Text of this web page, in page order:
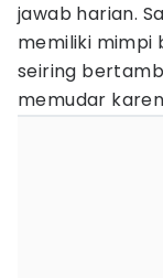
jawab harian.
memiliki mimpi
seiring
memudar